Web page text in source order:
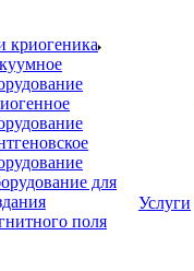
криогеника
для
поля
Услуги